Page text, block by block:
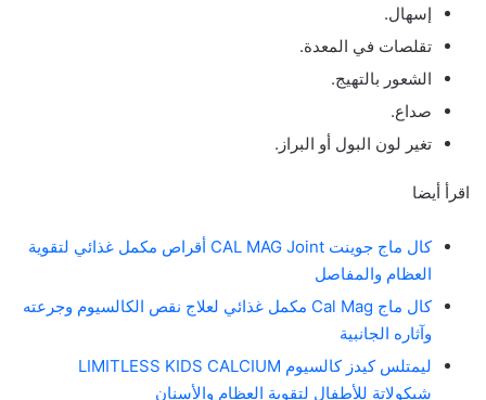
إسهال.
تقلصات في المعدة.
الشعور بالتهيج.
صداع.
تغير لون البول أو البراز.
اقرأ أيضا
كال ماج جوينت CAL MAG Joint أقراص مكمل غذائي لتقوية
العظام والمفاصل
كال ماج Cal Mag مكمل غذائي لعلاج نقص الكالسيوم وجرعته
وآثاره الجانبية
ليمتلس كيدز كالسيوم LIMITLESS KIDS CALCIUM
شيكولاتة للأطفال لتقوية العظام والأسنان